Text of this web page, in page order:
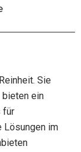
Sie
bieten ein
für
Lösungen im